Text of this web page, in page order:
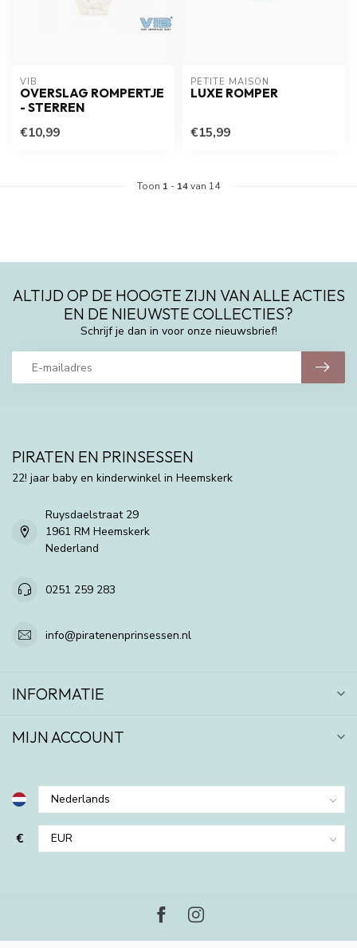
VIB
OVERSLAG ROMPERTJE
- STERREN
€10,99
PETITE MAISON
LUXE ROMPER
€15,99
Toon 1 - 14van 14
ALTIJD OP DE HOOGTE ZIJN VAN ALLE ACTIES
EN DE NIEUWSTE COLLECTIES?
Schrijf je dan in voor onze nieuwsbrief!
PIRATEN EN PRINSESSEN
22! jaar baby en kinderwinkel in Heemskerk
Ruysdaelstraat 29
1961 RM Heemskerk
Nederland
0251 259 283
info@piratenenprinsessen.nl
INFORMATIE
MIJN ACCOUNT
€